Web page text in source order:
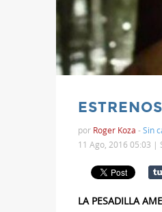
por Roger Koza -Sin
11 Ago, 2016 05:03 |
LA PESADILLA